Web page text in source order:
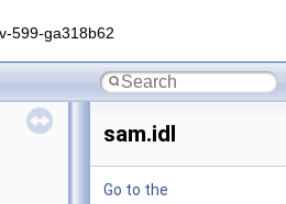
599-ga318b62
sam.idl
Go to the